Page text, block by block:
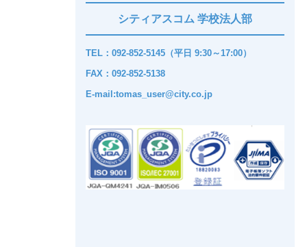
シティアスコム 学校法人部
TEL：092-852-5145（平日 9:30～17:00）
FAX：092-852-5138
E-mail:tomas_user@city.co.jp